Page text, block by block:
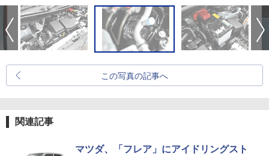
この写真の記事へ
関連記事
マツダ、「フレア」にアイドリングスト